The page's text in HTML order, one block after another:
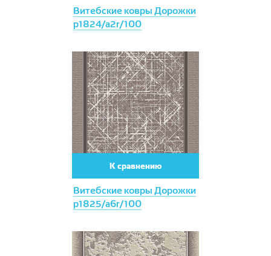
Витебские ковры Дорожки
p1824/a2r/100
Витебские ковры Дорожки
p1825/a6r/100
К сравнению